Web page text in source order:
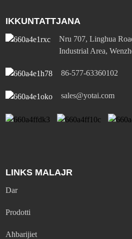
IKKUNTATTJANA
Nru 707, Linghua
Industrial Area,
86-577-63360102
sales@yotai.com
LINKS MALAJR
Dar
Prodotti
Aħbarijiet